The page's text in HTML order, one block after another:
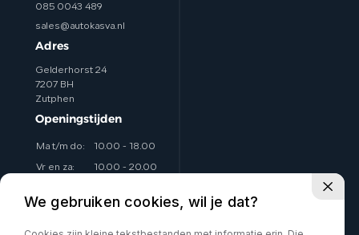
085 0043 489
sales@autokasva.nl
Adres
Gelderhorst 24
7207 BH
Zutphen
Openingstijden
Ma t/m do: 10.00 - 18.00
Vr en za: 10.00 - 20.00
We gebruiken cookies, wil je dat?